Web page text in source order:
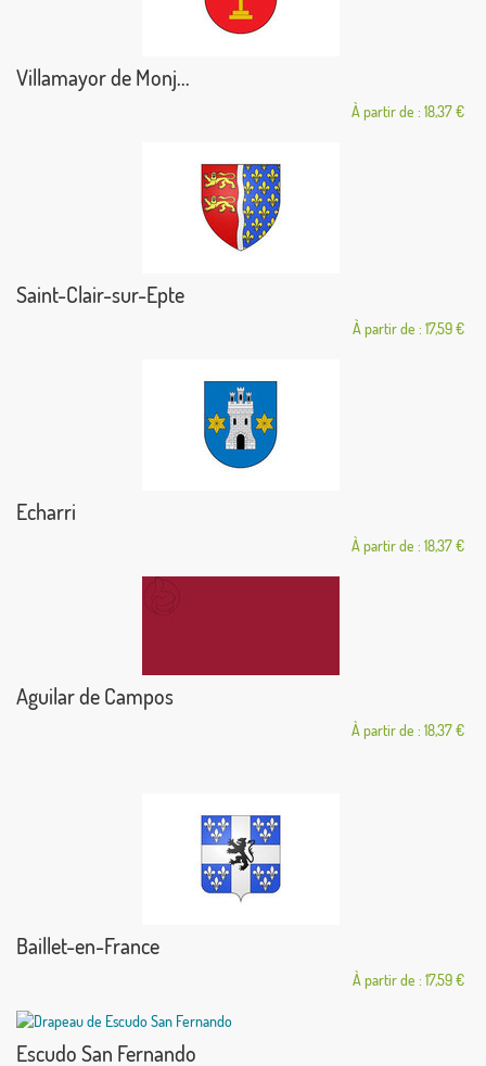
Villamayor de Monj...
À partir de : 18,37 €
Saint-Clair-sur-Epte
À partir de : 17,59 €
Echarri
À partir de : 18,37 €
Aguilar de Campos
À partir de : 18,37 €
Baillet-en-France
À partir de : 17,59 €
Escudo San Fernando